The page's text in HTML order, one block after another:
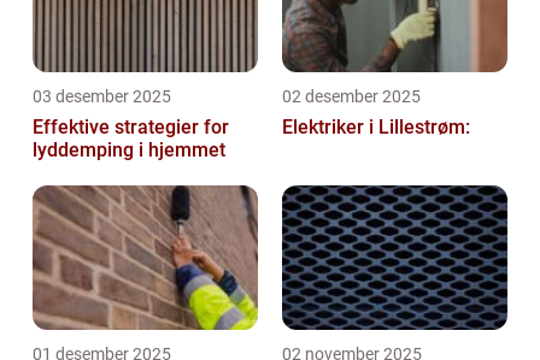
03 desember 2025
Effektive strategier for
lyddemping i hjemmet
02 desember 2025
Elektriker i Lillestrøm:
01 desember 2025 02 november 2025